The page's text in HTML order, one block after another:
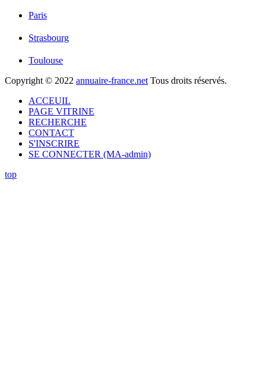
Paris
Strasbourg
Toulouse
Copyright © 2022 annuaire-france.net Tous droits réservés.
ACCEUIL
PAGE VITRINE
RECHERCHE
CONTACT
S'INSCRIRE
SE CONNECTER (MA-admin)
top